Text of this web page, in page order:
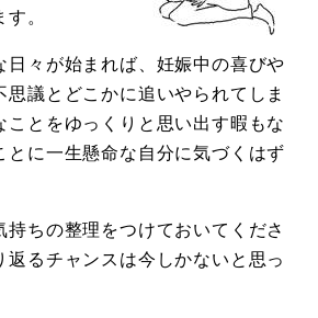
。
日々が始まれば、妊娠中の喜びや
議とどこかに追いやられてしま
ことをゆっくりと思い出す暇もな
とに一生懸命な自分に気づくはず
ちの整理をつけておいてくださ
返るチャンスは今しかないと思っ